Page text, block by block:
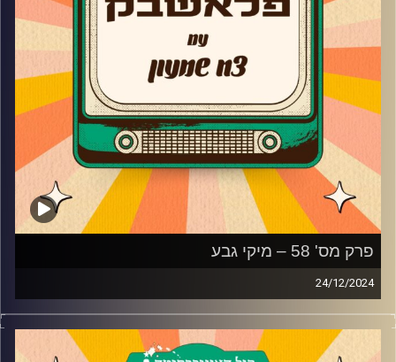
קרדיט תמונות:AudioVersity
פרק מס' 58 – מיקי גבע
24/12/2024
מיקי גבע מגיע לאולפן פלאשבק!
הקומיקאי והשחקן שקורע אותנו מצחוק מגיע ומדבר על
מופע הנגנים החדש, למה החליט לעזוב את ערוץ הילדים שהיה